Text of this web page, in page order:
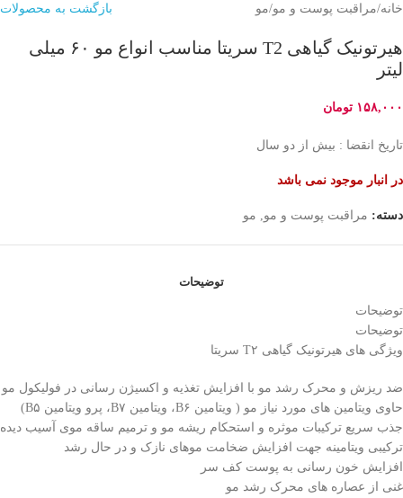
خانه/مراقبت پوست و مو/مو بازگشت به محصولات
هیرتونیک گیاهی T2 سریتا مناسب انواع مو ۶۰ میلی
لیتر
۱۵۸,۰۰۰ تومان
تاریخ انقضا : بیش از دو سال
در انبار موجود نمی باشد
دسته: مراقبت پوست و مو مو
توضیحات
توضیحات
توضیحات
ویژگی های هیرتونیک گیاهی T۲ سریتا
ضد ریزش و محرک رشد مو با افزایش تغذیه و اکسیژن رسانی در فولیکول مو
حاوی ویتامین های مورد نیاز مو ( ویتامین B۶، ویتامین B۷، پرو ویتامین B۵)
جذب سریع ترکیبات موثره و استحکام ریشه مو و ترمیم ساقه موی آسیب دیده
ترکیبی ویتامینه جهت افزایش ضخامت موهای نازک و در حال رشد
افزایش خون رسانی به پوست کف سر
غنی از عصاره های محرک رشد مو